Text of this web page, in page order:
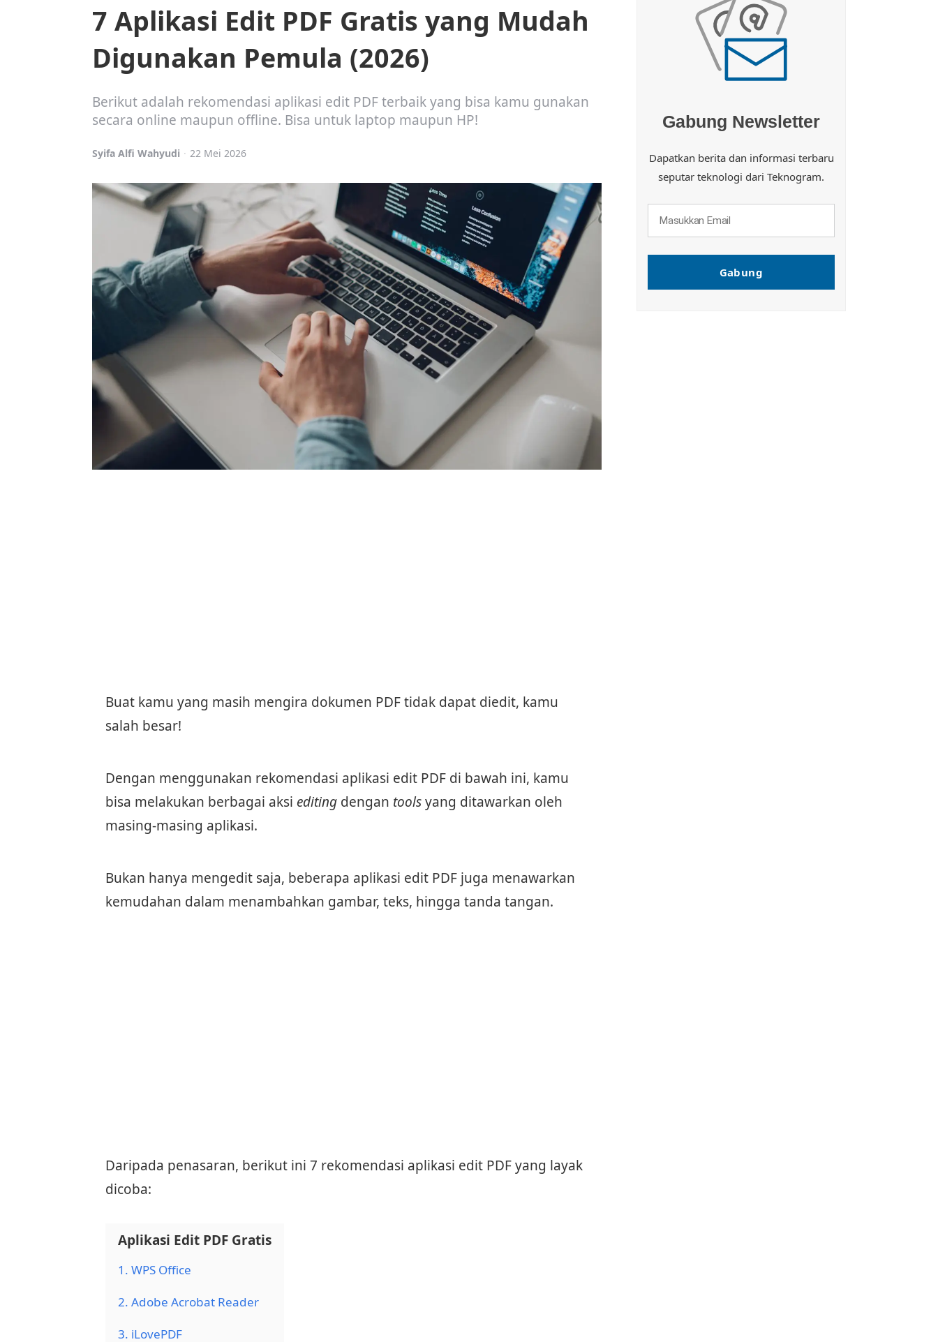
7 Aplikasi Edit PDF Gratis yang Mudah
Digunakan Pemula (2026)
Berikut adalah rekomendasi aplikasi edit PDF terbaik yang bisa kamu gunakan
secara online maupun offline. Bisa untuk laptop maupun HP!
Posted
Syifa Alfi Wahyudi 22 Mei 2026
Buat kamu yang masih mengira dokumen PDF tidak dapat diedit, kamu
salah besar!
Dengan menggunakan rekomendasi aplikasi edit PDF di bawah ini, kamu
bisa melakukan berbagai aksi editingdengan toolsyang ditawarkan oleh
masing-masing aplikasi.
Bukan hanya mengedit saja, beberapa aplikasi edit PDF juga menawarkan
kemudahan dalam menambahkan gambar, teks, hingga tanda tangan.
Daripada penasaran, berikut ini 7 rekomendasi aplikasi edit PDF yang layak
dicoba:
Aplikasi Edit PDF Gratis
1. WPS Office
2. Adobe Acrobat Reader
3. iLovePDF
Gabung Newsletter
Dapatkan berita dan informasi terbaru
seputar teknologi dari Teknogram.